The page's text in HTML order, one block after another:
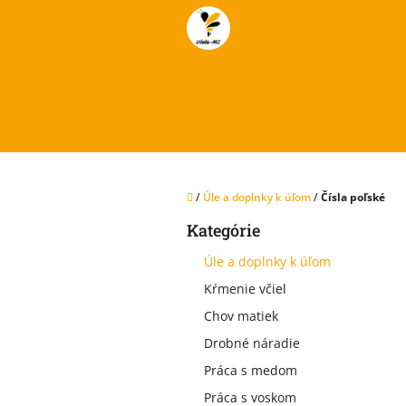
Domov
/ Úle a doplnky k úľom/Čísla poľské
Preskočiť
Kategórie
Úle a doplnky k úľom
Kŕmenie včiel
Chov matiek
Drobné náradie
Práca s medom
Práca s voskom